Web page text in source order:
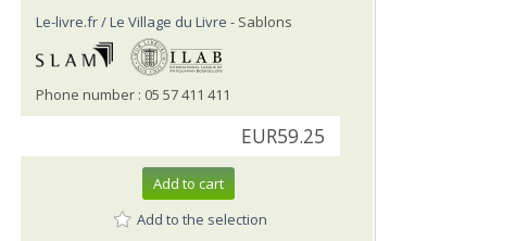
Le-livre.fr / Le Village du Livre - Sablons
Phone number : 05 57 411 411
EUR59.25
Add to cart
Add to the selection